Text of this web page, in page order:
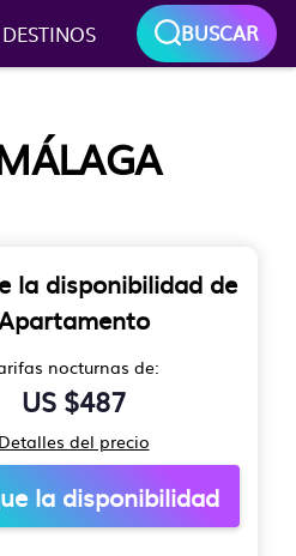
DESTINOS BUSCAR
la disponibilidad de
nocturnas de:
US $487
Detalles del precio
la disponibilidad